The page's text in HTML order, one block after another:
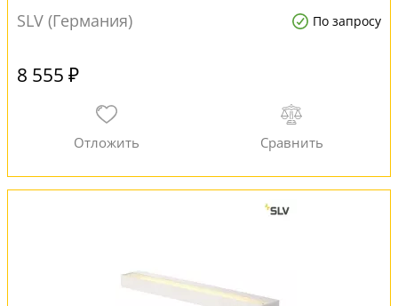
SLV (Германия) По запросу
8 555 ₽